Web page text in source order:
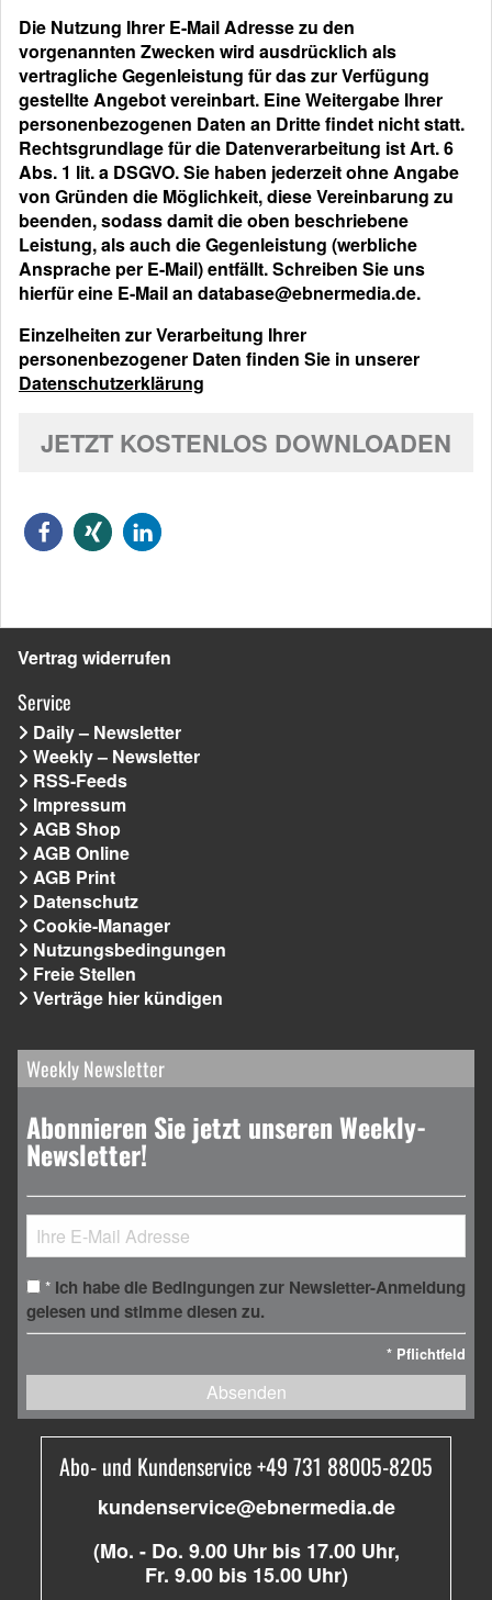
Die Nutzung Ihrer E-Mail Adresse zu den
vorgenannten Zwecken wird ausdrücklich als
vertragliche Gegenleistung für das zur Verfügung
gestellte Angebot vereinbart. Eine Weitergabe Ihrer
personenbezogenen Daten an Dritte findet nicht statt.
Rechtsgrundlage für die Datenverarbeitung ist Art. 6
Abs. 1 lit. a DSGVO. Sie haben jederzeit ohne Angabe
von Gründen die Möglichkeit, diese Vereinbarung zu
beenden, sodass damit die oben beschriebene
Leistung, als auch die Gegenleistung (werbliche
Ansprache per E-Mail) entfällt. Schreiben Sie uns
hierfür eine E-Mail an database@ebnermedia.de.
Einzelheiten zur Verarbeitung Ihrer
personenbezogener Daten finden Sie in unserer
Datenschutzerklärung
JETZT KOSTENLOS DOWNLOADEN
Vertrag widerrufen
Service
Daily – Newsletter
Weekly – Newsletter
RSS-Feeds
Impressum
AGB Shop
AGB Online
AGB Print
Datenschutz
Cookie-Manager
Nutzungsbedingungen
Freie Stellen
Verträge hier kündigen
Weekly Newsletter
Abonnieren Sie jetzt unseren Weekly-
Newsletter!
* Ich habe die Bedingungen zur Newsletter-Anmeldung
gelesen und stimme diesen zu.
* Pflichtfeld
Absenden
Abo- und Kundenservice +49 731 88005-8205
kundenservice@ebnermedia.de
(Mo. - Do. 9.00 Uhr bis 17.00 Uhr,
Fr. 9.00 bis 15.00 Uhr)